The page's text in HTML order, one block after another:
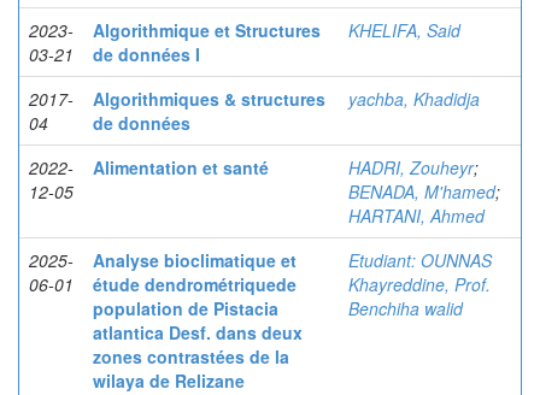
2023-
03-21
Algorithmique et Structures
de données I
KHELIFA, Said
2017-
04
Algorithmiques & structures
de données
yachba, Khadidja
2022-
12-05
Alimentation et santé HADRI, Zouheyr;
BENADA, M'hamed;
HARTANI, Ahmed
2025-
06-01
Analyse bioclimatique et
étude dendrométriquede
population de Pistacia
atlantica Desf. dans deux
zones contrastées de la
wilaya de Relizane
Etudiant: OUNNAS
Khayreddine, Prof.
Benchiha walid